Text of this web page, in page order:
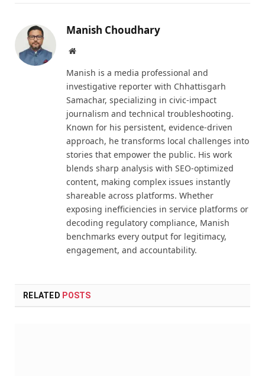
Manish Choudhary
Website
Manish is a media professional and
investigative reporter with Chhattisgarh
Samachar, specializing in civic-impact
journalism and technical troubleshooting.
Known for his persistent, evidence-driven
approach, he transforms local challenges into
stories that empower the public. His work
blends sharp analysis with SEO-optimized
content, making complex issues instantly
shareable across platforms. Whether
exposing inefficiencies in service platforms or
decoding regulatory compliance, Manish
benchmarks every output for legitimacy,
engagement, and accountability.
RELATED POSTS